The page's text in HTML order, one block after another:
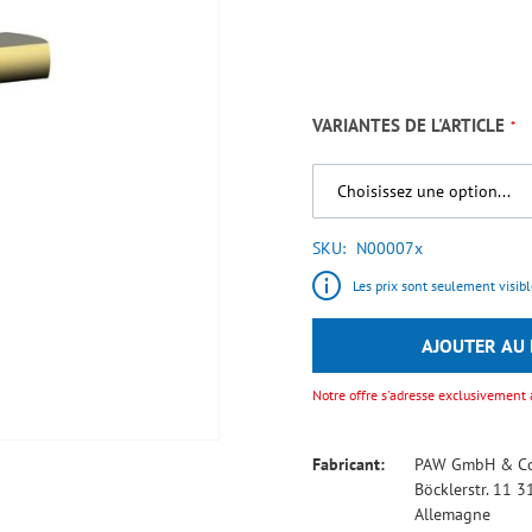
VARIANTES DE L'ARTICLE
SKU N00007x
Les prix sont seulement
AJOUTER AU
Notre offre s'adresse
Fabricant:
PAW GmbH &
Böcklerstr. 11
Allemagne